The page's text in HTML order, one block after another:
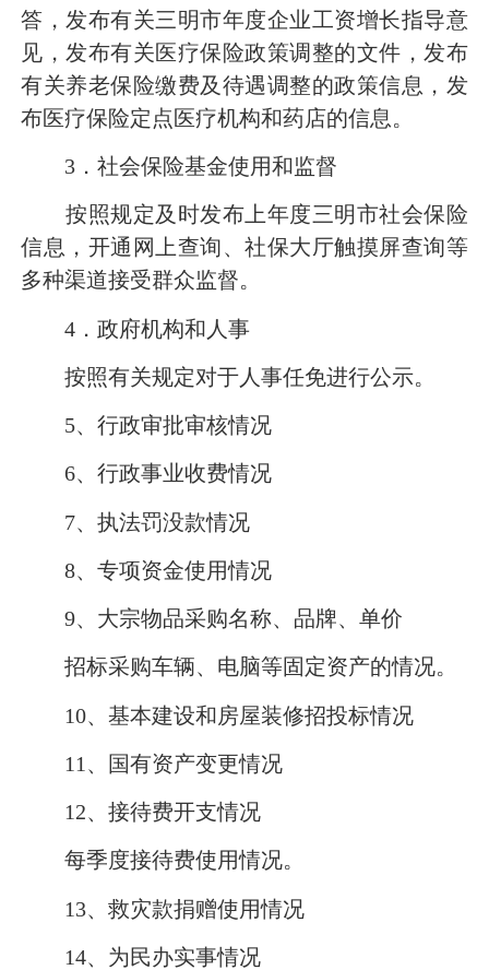
答，发布有关三明市年度企业工资增长指导意
见，发布有关医疗保险政策调整的文件，发布
有关养老保险缴费及待遇调整的政策信息，发
布医疗保险定点医疗机构和药店的信息。
3 ．社会保险基金使用和监督
按照规定及时发布上年度三明市社会保险
信息，开通网上查询、社保大厅触摸屏查询等
多种渠道接受群众监督。
4 ．政府机构和人事
按照有关规定对于人事任免进行公示。
5、行政审批审核情况
6、行政事业收费情况
7、执法罚没款情况
8、专项资金使用情况
9、大宗物品采购名称、品牌、单价
招标采购车辆、电脑等固定资产的情况。
10、基本建设和房屋装修招投标情况
11 、国有资产变更情况
12、接待费开支情况
每季度接待费使用情况。
13、救灾款捐赠使用情况
14、为民办实事情况